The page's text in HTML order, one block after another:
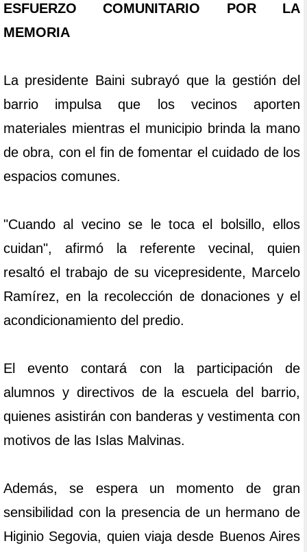
ESFUERZO COMUNITARIO POR LA
MEMORIA
La presidente Baini subrayó que la gestión del
barrio impulsa que los vecinos aporten
materiales mientras el municipio brinda la mano
de obra, con el fin de fomentar el cuidado de los
espacios comunes.
"Cuando al vecino se le toca el bolsillo, ellos
cuidan", afirmó la referente vecinal, quien
resaltó el trabajo de su vicepresidente, Marcelo
Ramírez, en la recolección de donaciones y el
acondicionamiento del predio.
El evento contará con la participación de
alumnos y directivos de la escuela del barrio,
quienes asistirán con banderas y vestimenta con
motivos de las Islas Malvinas.
Además, se espera un momento de gran
sensibilidad con la presencia de un hermano de
Higinio Segovia, quien viaja desde Buenos Aires